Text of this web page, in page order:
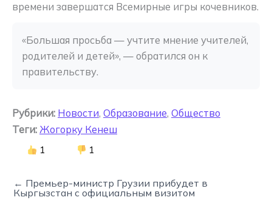
времени завершатся Всемирные игры кочевников.
«Большая просьба — учтите мнение учителей,
родителей и детей», — обратился он к
правительству.
Рубрики: Новости, Образование, Общество
Теги: Жогорку Кенеш
1 1
← Премьер-министр Грузии прибудет в
Кыргызстан с официальным визитом